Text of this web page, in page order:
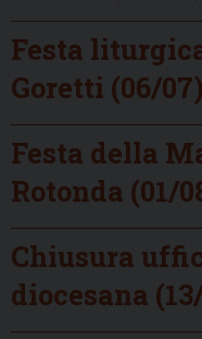
Festa
Goretti (06/07)
Festa della
Rotonda (01/
Chiusura
diocesana